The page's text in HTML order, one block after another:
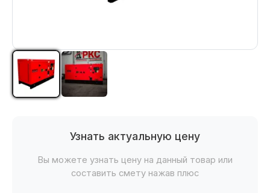
Узнать актуальную цену
Вы можете узнать цену на данный товар или
составить смету нажав плюс